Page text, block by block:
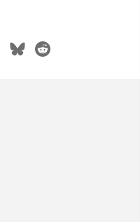
blueskyreddit